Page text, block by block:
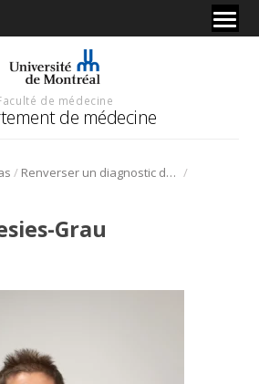
de médecine
de médecine
/ Renverser un diagnostic de diabète : le rôle déterminant des habitudes de vie /
Grau